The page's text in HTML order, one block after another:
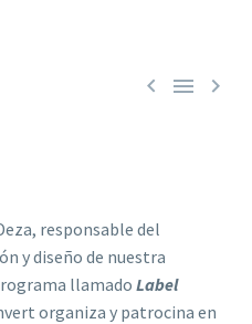
  
responsable del
y diseño de nuestra
llamado Label
organiza y patrocina en